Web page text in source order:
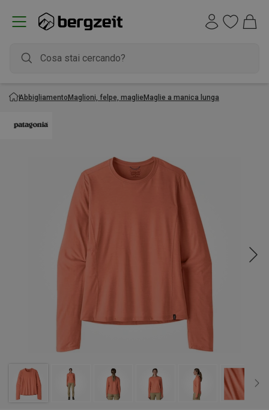
AbbigliamentoMaglioni, felpe, maglieMaglie a manica lunga